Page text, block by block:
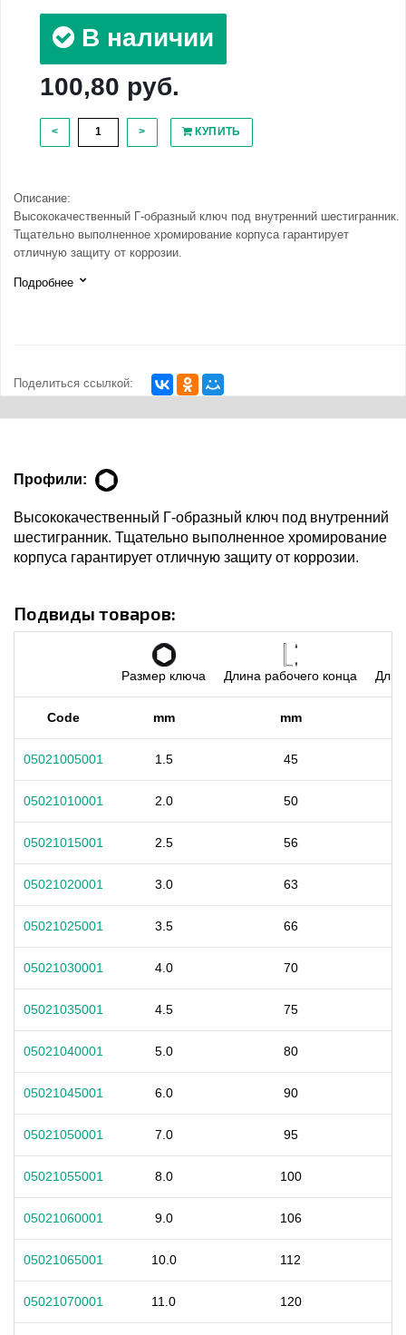
В наличии
100,80 руб.
< > КУПИТЬ
Описание:
Высококачественный Г-образный ключ под внутренний шестигранник.
Тщательно выполненное хромирование корпуса гарантирует
отличную защиту от коррозии.
Подробнее
Поделиться ссылкой:
Профили:
Высококачественный Г-образный ключ под внутренний
шестигранник. Тщательно выполненное хромирование
корпуса гарантирует отличную защиту от коррозии.
Подвиды товаров:
Размер ключа Длина рабочего конца
Code mm mm
05021005001 1.5 45
05021010001 2.0 50
05021015001 2.5 56
05021020001 3.0 63
05021025001 3.5 66
05021030001 4.0 70
05021035001 4.5 75
05021040001 5.0 80
05021045001 6.0 90
05021050001 7.0 95
05021055001 8.0 100
05021060001 9.0 106
05021065001 10.0 112
05021070001 11.0 120